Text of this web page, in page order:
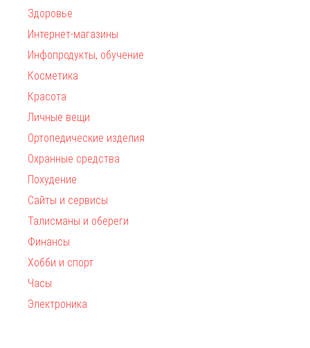
Здоровье
Интернет-магазины
Инфопродукты, обучение
Косметика
Красота
Личные вещи
Ортопедические изделия
Охранные средства
Похудение
Сайты и сервисы
Талисманы и обереги
Финансы
Хобби и спорт
Часы
Электроника